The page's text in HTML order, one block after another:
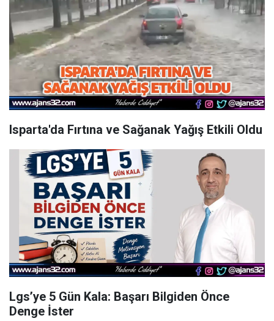
Isparta'da Fırtına ve Sağanak Yağış Etkili Oldu
Lgs’ye 5 Gün Kala: Başarı Bilgiden Önce
Denge İster